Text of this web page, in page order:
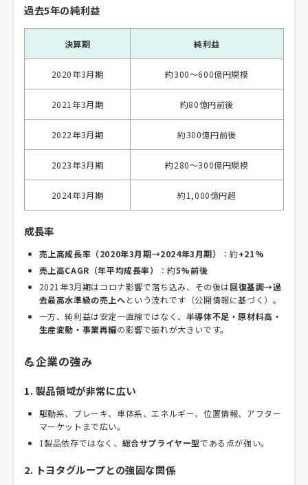
過去5年の純利益
決算期 純利益
2020年3月期 約300〜600億円規模
2021年3月期 約80億円前後
2022年3月期 約300億円前後
2023年3月期 約280〜300億円規模
2024年3月期 約1,000億円超
成長率
売上高成長率（2020年3月期→2024年3月期） ：約+21%
売上高CAGR（年平均成長率）
：約5%前後
2021年3月期はコロナ影響で落ち込み、その後は回復基調→過
去最高水準級の売上へという流れです（公開情報に基づく）。
一方、純利益は安定一直線ではなく、 半導体不足・原材料高・
生産変動・事業再編の影響で振れが大きいです。
💪企業の強み
1. 製品領域が非常に広い
駆動系、ブレーキ、車体系、エネルギー、位置情報、アフター
マーケットまで広い。
1製品依存ではなく、 総合サプライヤー型である点が強い。
2. トヨタグループとの強固な関係